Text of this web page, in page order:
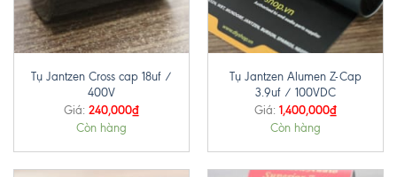
Tụ Jantzen Cross cap 18uf /
400V
Giá: 240,000₫
Còn hàng
Tụ Jantzen Alumen Z-Cap
3.9uf / 100VDC
Giá: 1,400,000₫
Còn hàng